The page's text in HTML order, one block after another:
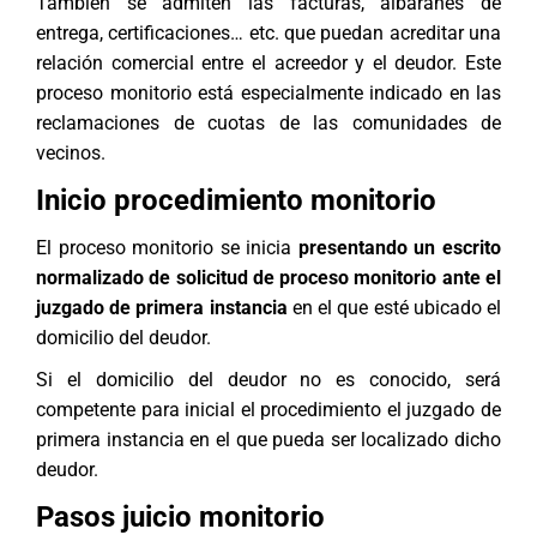
entrega, certificaciones… etc. que puedan acreditar una
relación comercial entre el acreedor y el deudor. Este
proceso monitorio está especialmente indicado en las
reclamaciones de cuotas de las comunidades de
vecinos.
Inicio procedimiento monitorio
El proceso monitorio se inicia presentando un escrito
normalizado de solicitud de proceso monitorio ante el
juzgado de primera instancia en el que esté ubicado el
domicilio del deudor.
Si el domicilio del deudor no es conocido, será
competente para inicial el procedimiento el juzgado de
primera instancia en el que pueda ser localizado dicho
deudor.
Pasos juicio monitorio